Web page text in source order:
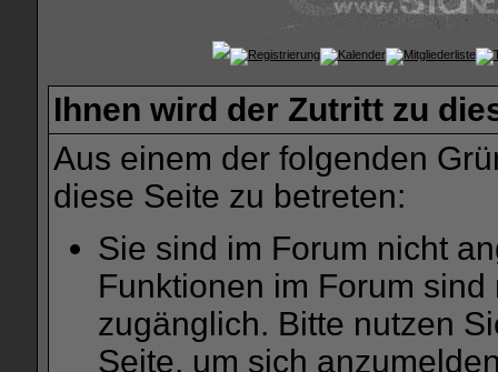
Ihnen wird der Zutritt zu
Aus einem der folgenden
diese Seite zu betreten:
Sie sind im Forum nicht
Funktionen im Forum
zugänglich. Bitte nutzen
Seite, um sich